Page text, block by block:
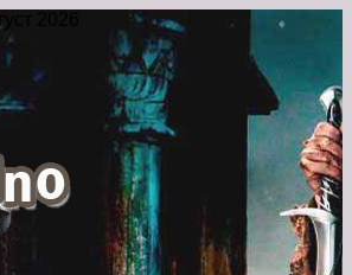
2026